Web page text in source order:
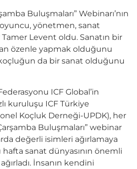
Buluşmaları” Webinarı’nın
yönetmen, sanat
Levent oldu. Sanatın bir
özenle yapmak olduğunu
da bir sanat olduğunu
ICF Global’in
kuruluşu ICF Türkiye
Koçluk Derneği-UPDK), her
Buluşmaları” webinar
değerli isimleri ağırlamaya
sanat dünyasının önemli
İnsanın kendini